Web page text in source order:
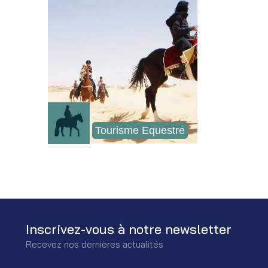
Tourisme Equestre
Inscrivez-vous à notre newsletter
Recevez nos dernières actualités